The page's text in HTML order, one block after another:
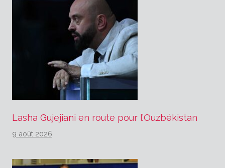
Lasha Gujejiani en route pour l’Ouzbékistan
9 août 2026